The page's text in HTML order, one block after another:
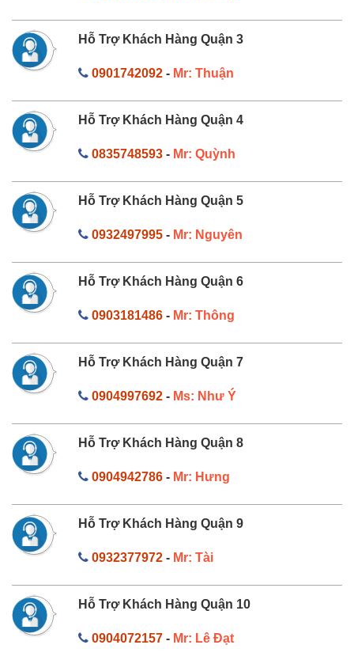
Hỗ Trợ Khách Hàng Quận 3
0901742092- Mr: Thuận
Hỗ Trợ Khách Hàng Quận 4
0835748593- Mr: Quỳnh
Hỗ Trợ Khách Hàng Quận 5
0932497995- Mr: Nguyên
Hỗ Trợ Khách Hàng Quận 6
0903181486- Mr: Thông
Hỗ Trợ Khách Hàng Quận 7
0904997692- Ms: Như Ý
Hỗ Trợ Khách Hàng Quận 8
0904942786- Mr: Hưng
Hỗ Trợ Khách Hàng Quận 9
0932377972- Mr: Tài
Hỗ Trợ Khách Hàng Quận 10
0904072157- Mr: Lê Đạt